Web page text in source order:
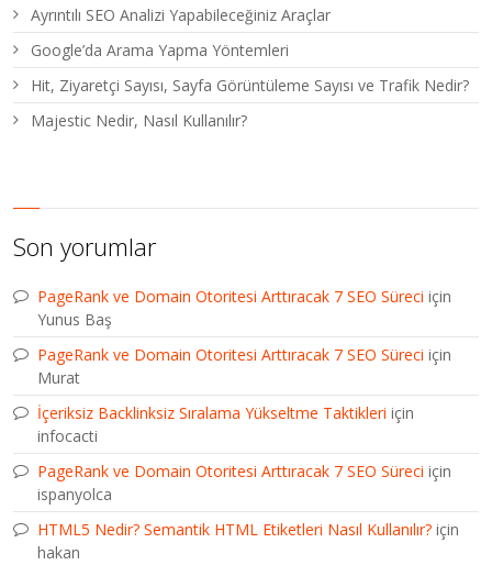
Ayrıntılı SEO Analizi Yapabileceğiniz Araçlar
Google’da Arama Yapma Yöntemleri
Hit, Ziyaretçi Sayısı, Sayfa Görüntüleme Sayısı ve Trafik Nedir?
Majestic Nedir, Nasıl Kullanılır?
Son yorumlar
PageRank ve Domain Otoritesi Arttıracak 7 SEO Süreci için
Yunus Baş
PageRank ve Domain Otoritesi Arttıracak 7 SEO Süreci için
Murat
İçeriksiz Backlinksiz Sıralama Yükseltme Taktikleri için
infocacti
PageRank ve Domain Otoritesi Arttıracak 7 SEO Süreci için
ispanyolca
HTML5 Nedir? Semantik HTML Etiketleri Nasıl Kullanılır? için
hakan